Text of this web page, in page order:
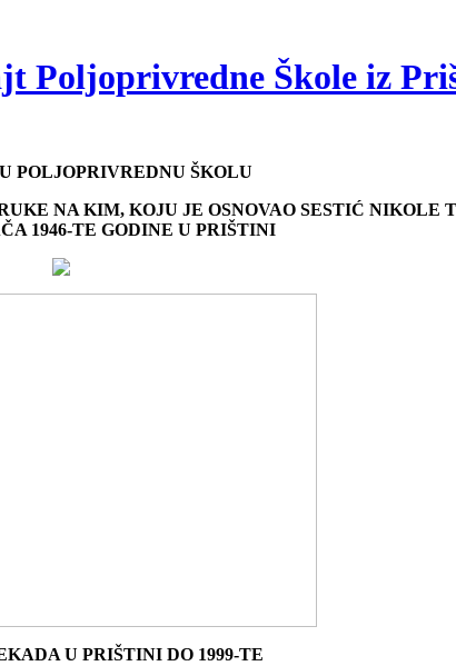
Poljoprivredne Škole iz
POLJOPRIVREDNU ŠKOLU
NA KIM, KOJU JE OSNOVAO SESTIĆ NIKOLE
1946-TE GODINE U PRIŠTINI
U PRIŠTINI DO 1999-TE